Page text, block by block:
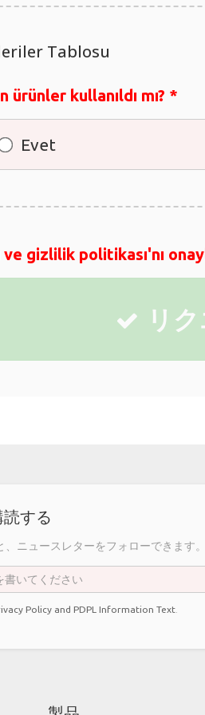
Tablosu
kullanıldı mı? *
Evet
ve gizlilik politikası'nı
リ
する
ニュースレターをフォローできます。
Policy and PDPL Information Text